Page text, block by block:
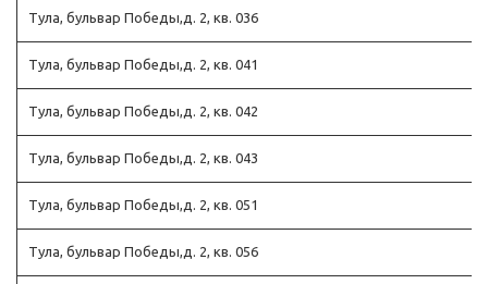
Тула, бульвар Победы,д. 2, кв. 036
Тула, бульвар Победы,д. 2, кв. 041
Тула, бульвар Победы,д. 2, кв. 042
Тула, бульвар Победы,д. 2, кв. 043
Тула, бульвар Победы,д. 2, кв. 051
Тула, бульвар Победы,д. 2, кв. 056